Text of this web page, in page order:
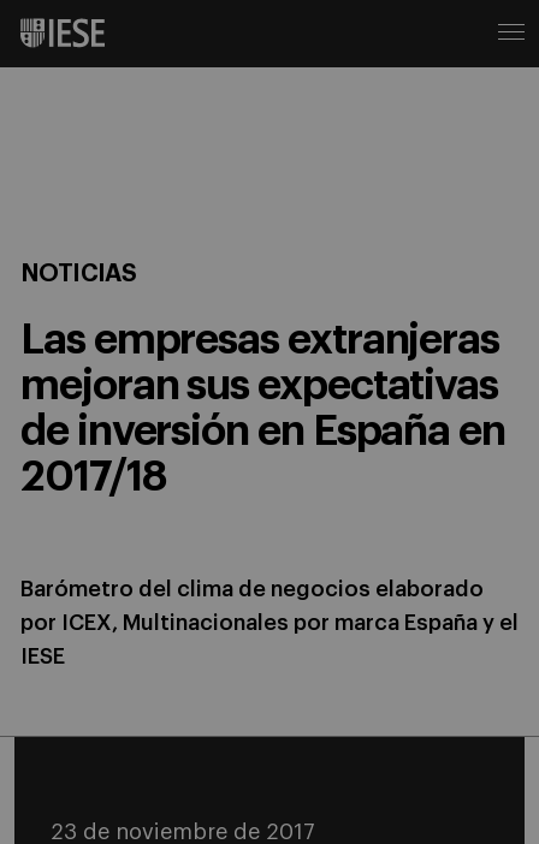
NOTICIAS
Las empresas extranjeras
mejoran sus expectativas
de inversión en España en
2017/18
Barómetro del clima de negocios elaborado
por ICEX, Multinacionales por marca España y el
IESE
23 de noviembre de 2017